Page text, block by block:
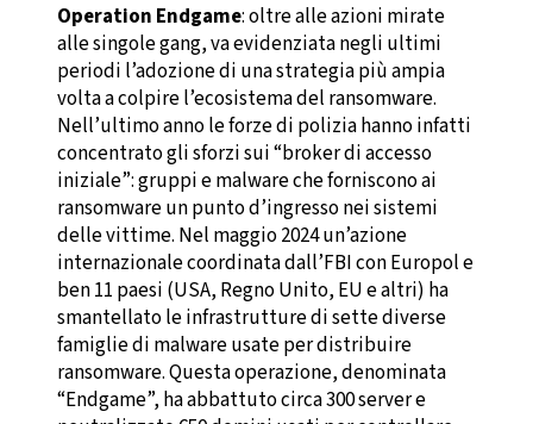
Operation Endgame: oltre alle azioni mirate
alle singole gang, va evidenziata negli ultimi
periodi l’adozione di una strategia più ampia
volta a colpire l’ecosistema del ransomware.
Nell’ultimo anno le forze di polizia hanno infatti
concentrato gli sforzi sui “broker di accesso
iniziale”: gruppi e malware che forniscono ai
ransomware un punto d’ingresso nei sistemi
delle vittime. Nel maggio 2024 un’azione
internazionale coordinata dall’FBI con Europol e
ben 11 paesi (USA, Regno Unito, EU e altri) ha
smantellato le infrastrutture di sette diverse
famiglie di malware usate per distribuire
ransomware. Questa operazione, denominata
“Endgame”, ha abbattuto circa 300 server e